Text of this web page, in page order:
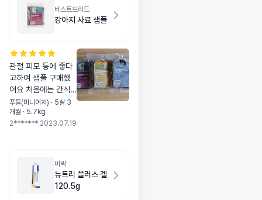
베스트브리드
강아지 사료 샘플
관절 피모 등에 좋다
고하여 샘플 구매했
어요 처음에는 간식
인줄알고 받아먹지만
사료인걸 눈치채면
안먹는 녀석...
푸들(미니어처) · 5살 3
개월 · 5.7kg
2******* 2023.07.19
버박
뉴트리 플러스 겔
120.5g